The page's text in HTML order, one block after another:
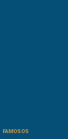
FAMOSOS